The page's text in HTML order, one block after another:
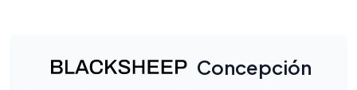
Concepción